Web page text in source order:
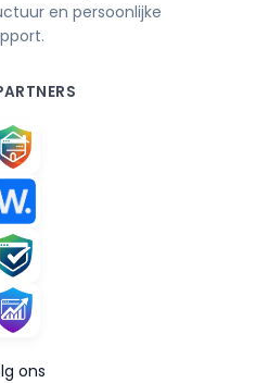
en persoonlijke
ons